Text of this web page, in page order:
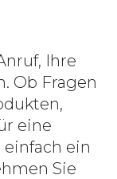
Ihre
Ob Fragen
eine
ein
Sie